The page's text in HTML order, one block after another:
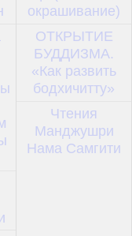
окрашивание)
ОТКРЫТИЕ
БУДДИЗМА.
«Как развить
бодхичитту»
Чтения
Манджушри
Нама Самгити